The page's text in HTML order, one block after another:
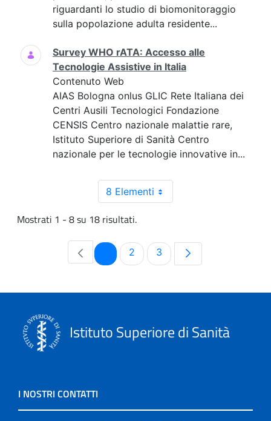
riguardanti lo studio di biomonitoraggio
sulla popolazione adulta residente...
Survey WHO rATA: Accesso alle
Tecnologie Assistive in Italia
Contenuto Web
AIAS Bologna onlus GLIC Rete Italiana dei
Centri Ausili Tecnologici Fondazione
CENSIS Centro nazionale malattie rare,
Istituto Superiore di Sanità Centro
nazionale per le tecnologie innovative in...
8 Elementi
Mostrati 1 - 8 su 18 risultati.
PaginaPagina
2 Pagina
3
Istituto Superiore di Sanità
I NOSTRI CONTATTI